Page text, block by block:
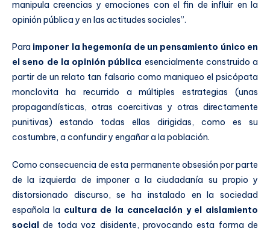
manipula creencias y emociones con el fin de influir en la
opinión pública y en las actitudes sociales”.
Para imponer la hegemonía de un pensamiento único en
el seno de la opinión pública esencialmente construido a
partir de un relato tan falsario como maniqueo el psicópata
monclovita ha recurrido a múltiples estrategias (unas
propagandísticas, otras coercitivas y otras directamente
punitivas) estando todas ellas dirigidas, como es su
costumbre, a confundir y engañar a la población.
Como consecuencia de esta permanente obsesión por parte
de la izquierda de imponer a la ciudadanía su propio y
distorsionado discurso, se ha instalado en la sociedad
española la cultura de la cancelación y el aislamiento
socialde toda voz disidente, provocando esta forma de